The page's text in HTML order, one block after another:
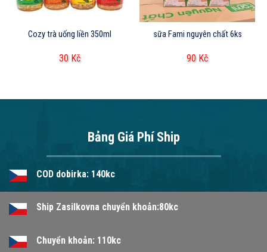
Cozy trà uống liền 350ml
30 Kč
sữa Fami nguyên chất 6ks
90 Kč
Bảng Giá Phí Ship
COD dobirka: 140kc
Ship Zasilkovna chuyển khoản:80kc
Chuyển khoản: 110kc